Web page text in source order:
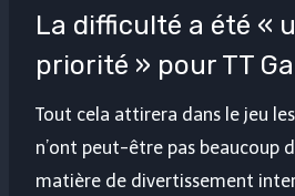
La difficulté a été «
priorité » pour TT
Tout cela attirera dans le jeu
n’ont peut-être pas beaucoup
matière de divertissement